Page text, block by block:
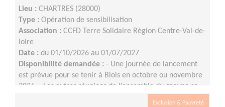
Lieu : CHARTRES (28000)
Type : Opération de sensibilisation
Association : CCFD Terre Solidaire Région Centre-Val-de-
loire
Date : du 01/10/2026 au 01/07/2027
Disponibilité demandée : - Une journée de lancement
est prévue pour se tenir à Blois en octobre ou novembre
2026 ;- Les autres réunions de l’ensemble du groupe se
Exclusion & Pauvreté